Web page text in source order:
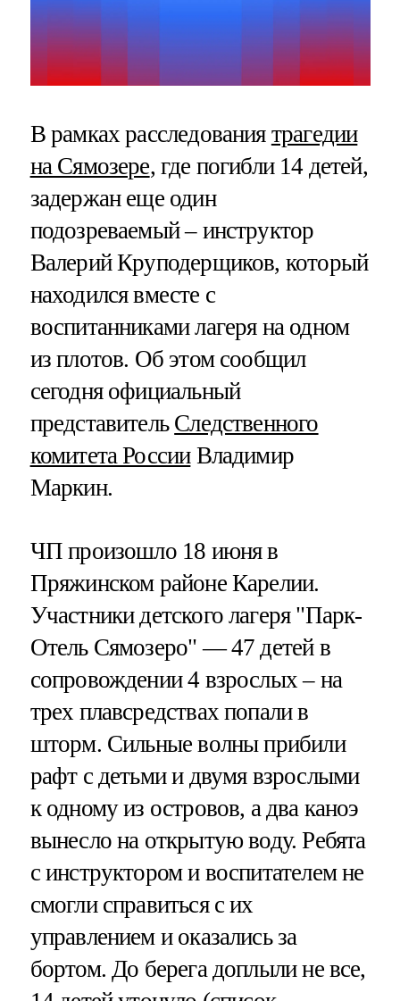
В рамках расследования трагедии
на Сямозере, где погибли 14 детей,
задержан еще один
подозреваемый – инструктор
Валерий Круподерщиков, который
находился вместе с
воспитанниками лагеря на одном
из плотов. Об этом сообщил
сегодня официальный
представитель Следственного
комитета РоссииВладимир
Маркин.
ЧП произошло 18 июня в
Пряжинском районе Карелии.
Участники детского лагеря "Парк-
Отель Сямозеро" — 47 детей в
сопровождении 4 взрослых – на
трех плавсредствах попали в
шторм. Сильные волны прибили
рафт с детьми и двумя взрослыми
к одному из островов, а два каноэ
вынесло на открытую воду. Ребята
с инструктором и воспитателем не
смогли справиться с их
управлением и оказались за
бортом. До берега доплыли не все,